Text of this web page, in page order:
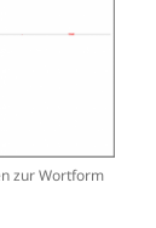
zur Wortform